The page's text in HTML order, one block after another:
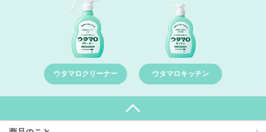
ウタマロクリーナー ウタマロキッチン